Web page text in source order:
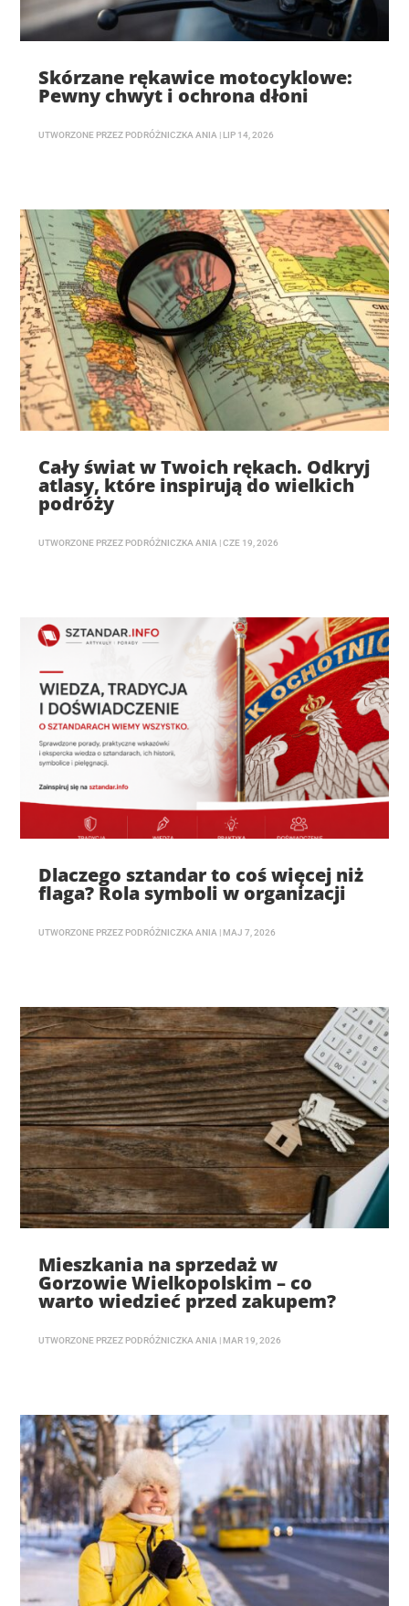
Skórzane rękawice motocyklowe:
Pewny chwyt i ochrona dłoni
UTWORZONE PRZEZ PODRÓŻNICZKA ANIA LIP 14, 2026
Cały świat w Twoich rękach. Odkryj
atlasy, które inspirują do wielkich
podróży
UTWORZONE PRZEZ PODRÓŻNICZKA ANIA |CZE 19, 2026
Dlaczego sztandar to coś więcej niż
flaga? Rola symboli w organizacji
UTWORZONE PRZEZ PODRÓŻNICZKA ANIA | MAJ 7, 2026
Mieszkania na sprzedaż w
Gorzowie Wielkopolskim – co
warto wiedzieć przed zakupem?
UTWORZONE PRZEZ PODRÓŻNICZKA ANIA | MAR 19, 2026